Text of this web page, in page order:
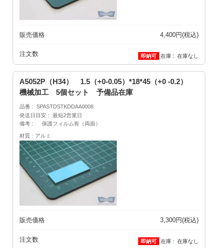
販売価格 4,400円(税込)
注文数 在庫 在庫なし
A5052P（H34） 1.5（+0-0.05）*18*45（+0 -0.2）
機械加工 5個セット 予備品在庫
品番
SPASTDSTKDDAA0008
発送日目安
最短2営業日
備考
保護フィルム有（両面）
材質 アルミ
販売価格 3,300円(税込)
注文数 在庫 在庫なし